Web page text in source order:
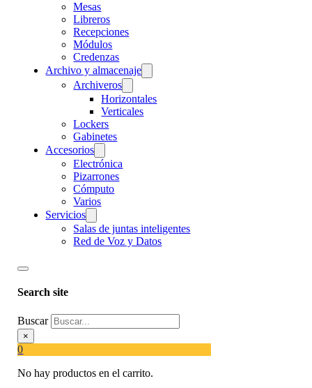
Mesas
Libreros
Recepciones
Módulos
Credenzas
Archivo y almacenaje
Archiveros
Horizontales
Verticales
Lockers
Gabinetes
Accesorios
Electrónica
Pizarrones
Cómputo
Varios
Servicios
Salas de juntas inteligentes
Red de Voz y Datos
Search site
Buscar
×
0
No hay productos en el carrito.